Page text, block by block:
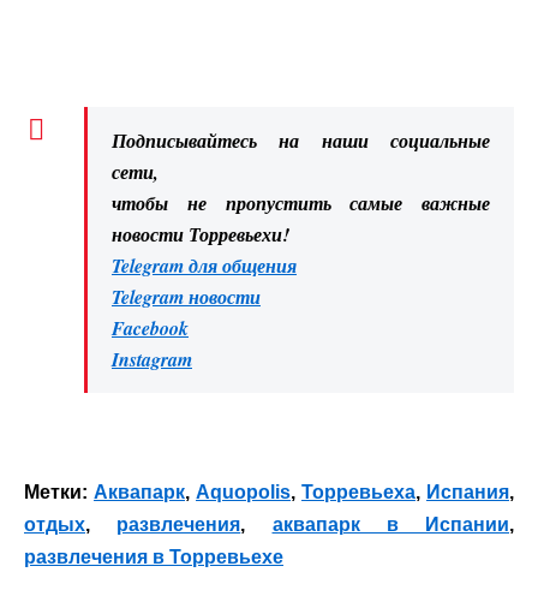
Подписывайтесь на наши социальные
сети,
чтобы не пропустить самые важные
новости Торревьехи!
Telegram для общения
Telegram новости
Facebook
Instagram
Метки: Аквапарк, Aquopolis, Торревьеха, Испания,
отдых, развлечения, аквапарк в Испании,
развлечения в Торревьехе